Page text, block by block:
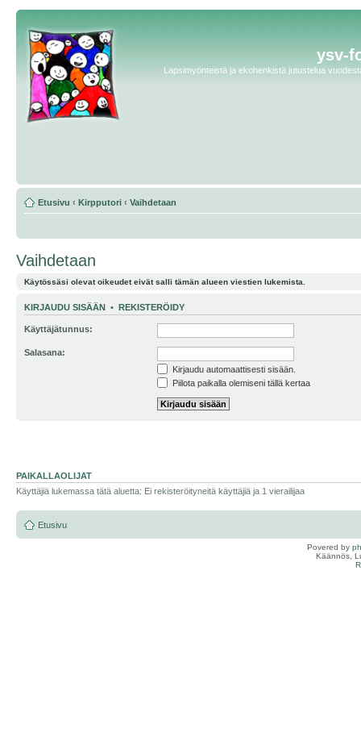
ysv-
Lapsimyönteistä ja ekohenkistä jutustelua
Etusivu ‹ Kirpputori ‹ Vaihdetaan
Vaihdetaan
Käytössäsi olevat oikeudet eivät salli tämän alueen viestien lukemista.
KIRJAUDU SISÄÄN • REKISTERÖIDY
Käyttäjätunnus:
Salasana:
Kirjaudu automaattisesti sisään.
Piilota paikalla olemiseni tällä kertaa
PAIKALLAOLIJAT
Käyttäjiä lukemassa tätä aluetta: Ei rekisteröityneitä käyttäjiä ja 1 vierailijaa
Etusivu
Povered by
Käännös,